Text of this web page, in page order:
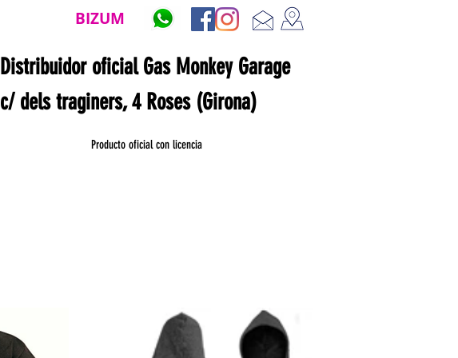
BIZUM
Producto oficial con licencia
c/ dels traginers, 4 Roses (Girona)
Distribuidor oficial Gas Monkey Garage